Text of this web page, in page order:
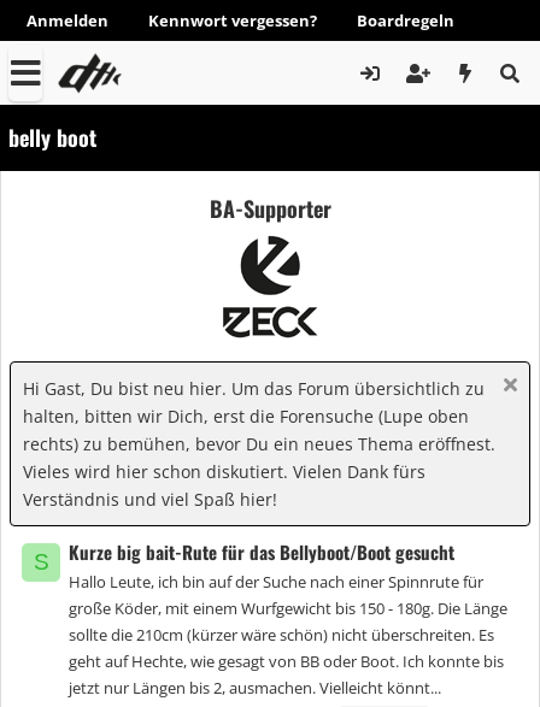
Anmelden Kennwort vergessen? Boardregeln
belly boot
BA-Supporter
Hi Gast, Du bist neu hier. Um das Forum übersichtlich zu
halten, bitten wir Dich, erst die Forensuche (Lupe oben
rechts) zu bemühen, bevor Du ein neues Thema eröffnest.
Vieles wird hier schon diskutiert. Vielen Dank fürs
Verständnis und viel Spaß hier!
S Kurze big bait-Rute für das Bellyboot/Boot gesucht
Hallo Leute, ich bin auf der Suche nach einer Spinnrute für
große Köder, mit einem Wurfgewicht bis 150 - 180g. Die Länge
sollte die 210cm (kürzer wäre schön) nicht überschreiten. Es
geht auf Hechte, wie gesagt von BB oder Boot. Ich konnte bis
jetzt nur Längen bis 2, ausmachen. Vielleicht könnt...